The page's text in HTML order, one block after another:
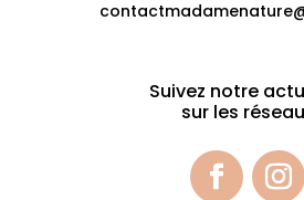
Suivez notre
sur les